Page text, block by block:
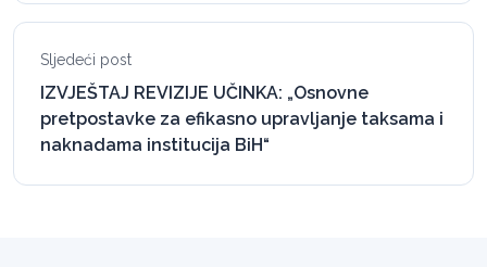
Sljedeći post
IZVJEŠTAJ REVIZIJE UČINKA: „Osnovne
pretpostavke za efikasno upravljanje taksama i
naknadama institucija BiH“